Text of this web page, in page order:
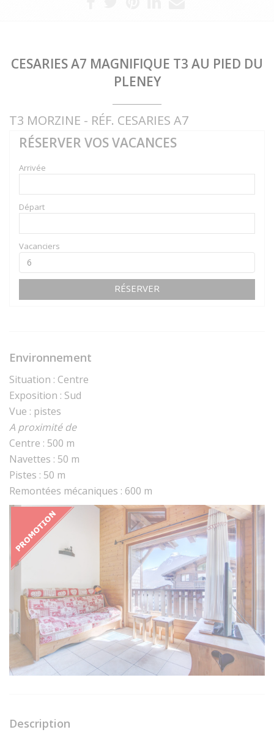
CESARIES A7 MAGNIFIQUE T3 AU PIED DU
PLENEY
T3 MORZINE - RÉF. CESARIES A7
RÉSERVER VOS VACANCES
Arrivée
Départ
Vacanciers
RÉSERVER
Environnement
Situation : Centre
Exposition : Sud
Vue : pistes
A proximité de
Centre : 500 m
Navettes : 50 m
Pistes : 50 m
Remontées mécaniques : 600 m
Description